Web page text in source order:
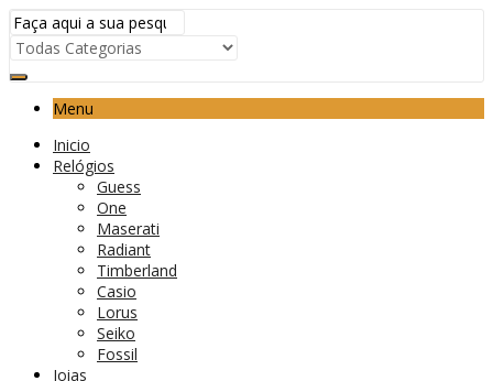
Menu
Inicio
Relógios
Guess
One
Maserati
Radiant
Timberland
Casio
Lorus
Seiko
Fossil
Joias